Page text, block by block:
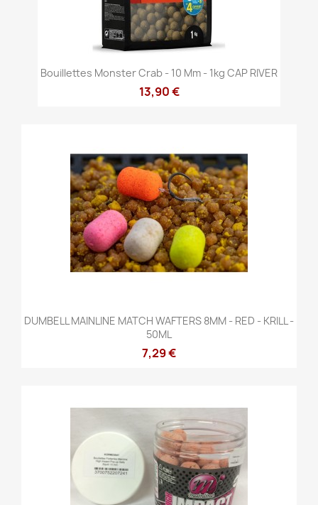
Bouillettes Monster Crab - 10 Mm - 1kg CAP RIVER
13,90 €
DUMBELL MAINLINE MATCH WAFTERS 8MM - RED - KRILL -
50ML
7,29 €